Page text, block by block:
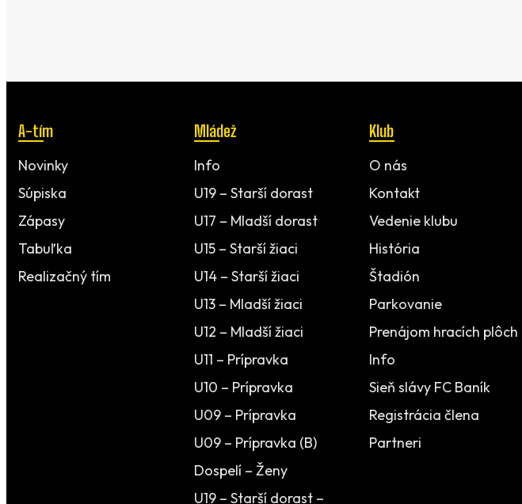
A-tím
Novinky
Súpiska
Zápasy
Tabuľka
Realizačný tím
Mládež
Info
U19 – Starší dorast
U17 – Mladší dorast
U15 – Starší žiaci
U14 – Starší žiaci
U13 – Mladší žiaci
U12 – Mladší žiaci
U11 – Prípravka
U10 – Prípravka
U09 – Prípravka
U09 – Prípravka (B)
Dospelí – Ženy
U19 – Starší dorast –
Klub
O nás
Kontakt
Vedenie klubu
História
Štadión
Parkovanie
Prenájom hracích plôch
Info
Sieň slávy FC Baník
Registrácia člena
Partneri